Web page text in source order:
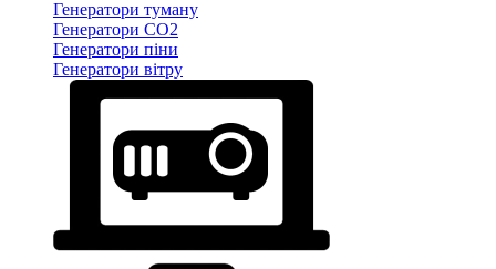
Генератори туману
Генератори CO2
Генератори піни
Генератори вітру